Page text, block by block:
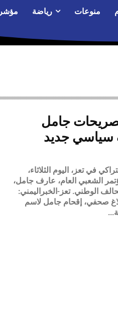
منوعات رياضة مؤشر
جامل
سياسي جديد
في تعز، اليوم الثلاثاء،
الشعبي العام، عارف جامل،
حول عزم الحزب الخروج من التحالف الوطني. تعز-الخبراليمني:
صحفي، إقحام جامل لاسم